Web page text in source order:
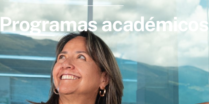
Programas académicos